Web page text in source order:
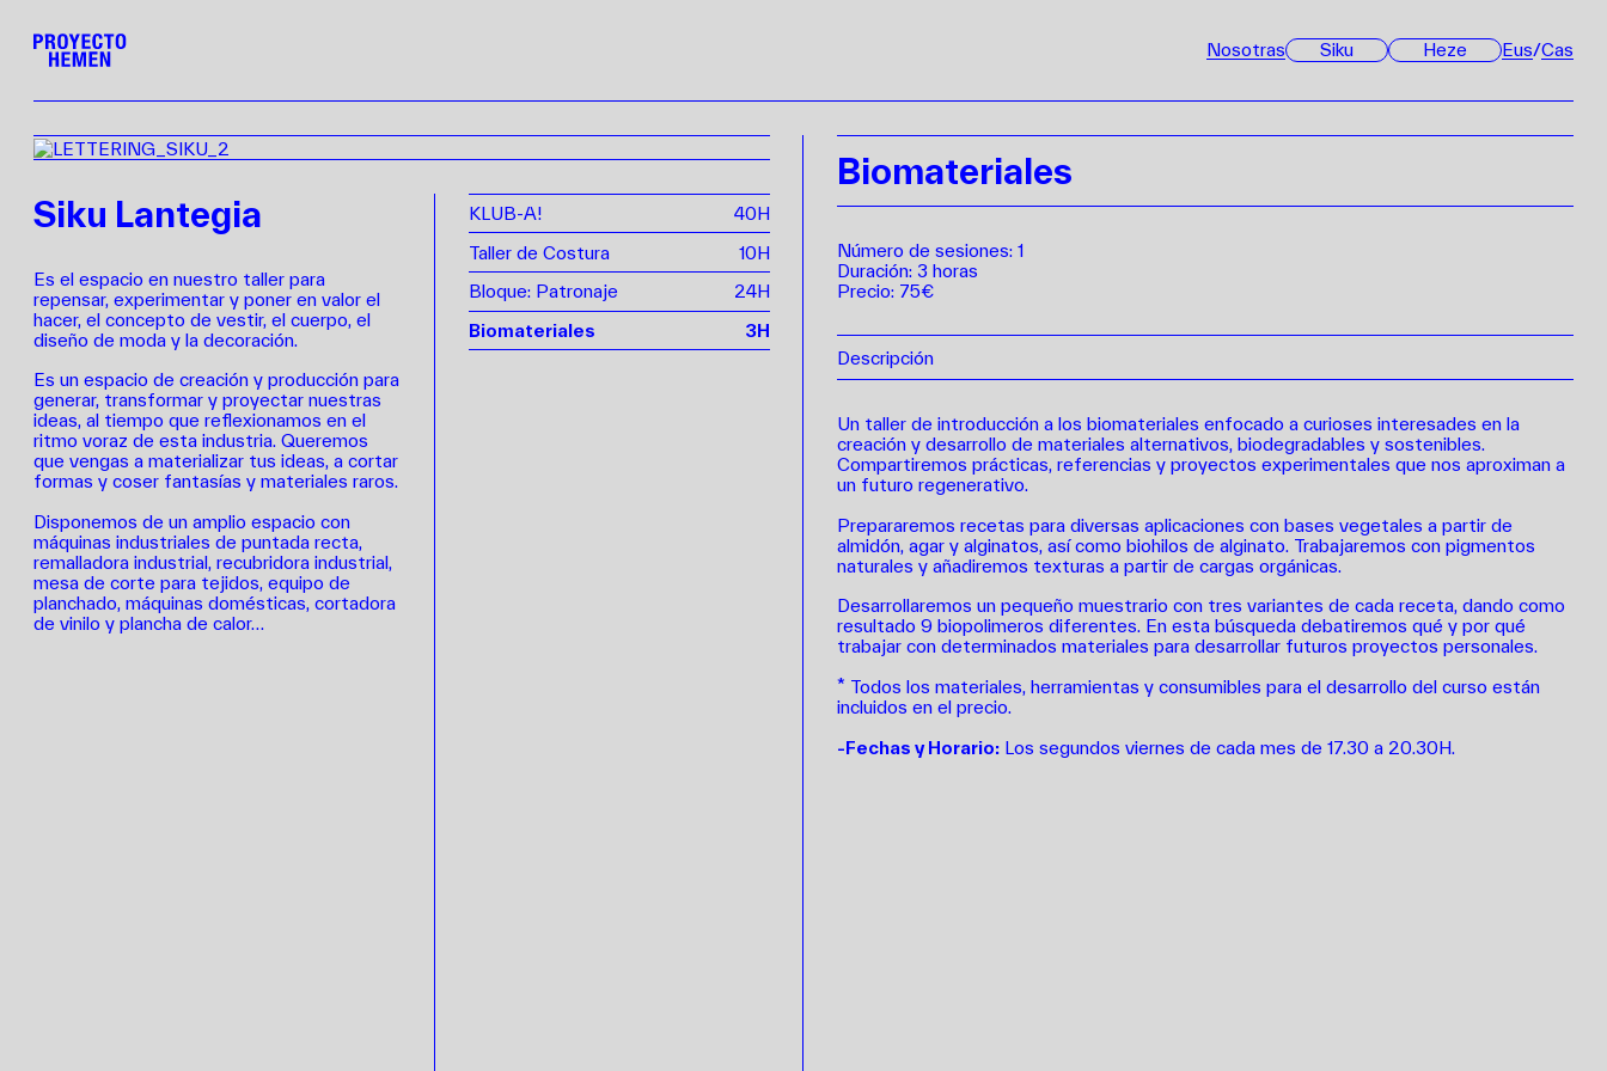
Nosotras Siku Heze Eus/Cas
Siku Lantegia
Es el espacio en nuestro taller para
repensar, experimentar y poner en valor el
hacer, el concepto de vestir, el cuerpo, el
diseño de moda y la decoración.
Es un espacio de creación y producción para
generar, transformar y proyectar nuestras
ideas, al tiempo que reflexionamos en el
ritmo voraz de esta industria. Queremos
que vengas a materializar tus ideas, a cortar
formas y coser fantasías y materiales raros.
Disponemos de un amplio espacio con
máquinas industriales de puntada recta,
remalladora industrial, recubridora industrial,
mesa de corte para tejidos, equipo de
planchado, máquinas domésticas, cortadora
de vinilo y plancha de calor…
KLUB-A!
40H
Taller de Costura
10H
Bloque: Patronaje
24H
Biomateriales
3H
Biomateriales
Número de sesiones: 1
Duración: 3 horas
Precio: 75€
Descripción
Un taller de introducción a los biomateriales enfocado a curioses interesades en la
creación y desarrollo de materiales alternativos, biodegradables y sostenibles.
Compartiremos prácticas, referencias y proyectos experimentales que nos aproximan a
un futuro regenerativo.
Prepararemos recetas para diversas aplicaciones con bases vegetales a partir de
almidón, agar y alginatos, así como biohilos de alginato. Trabajaremos con pigmentos
naturales y añadiremos texturas a partir de cargas orgánicas.
Desarrollaremos un pequeño muestrario con tres variantes de cada receta, dando como
resultado 9 biopolimeros diferentes. En esta búsqueda debatiremos qué y por qué
trabajar con determinados materiales para desarrollar futuros proyectos personales.
* Todos los materiales, herramientas y consumibles para el desarrollo del curso están
incluidos en el precio.
-Fechas y Horario:Los segundos viernes de cada mes de 17.30 a 20.30H.